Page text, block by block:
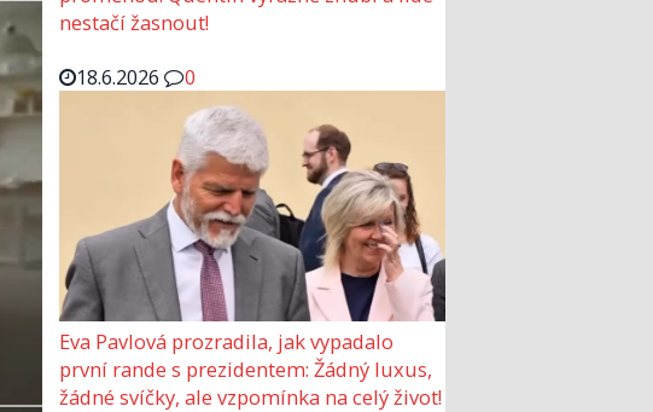
nestačí žasnout!
18.6.2026
0
Eva Pavlová prozradila, jak vypadalo
první rande s prezidentem: Žádný luxus,
žádné svíčky, ale vzpomínka na celý život!